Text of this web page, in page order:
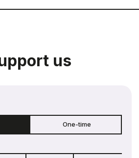
us
One-time